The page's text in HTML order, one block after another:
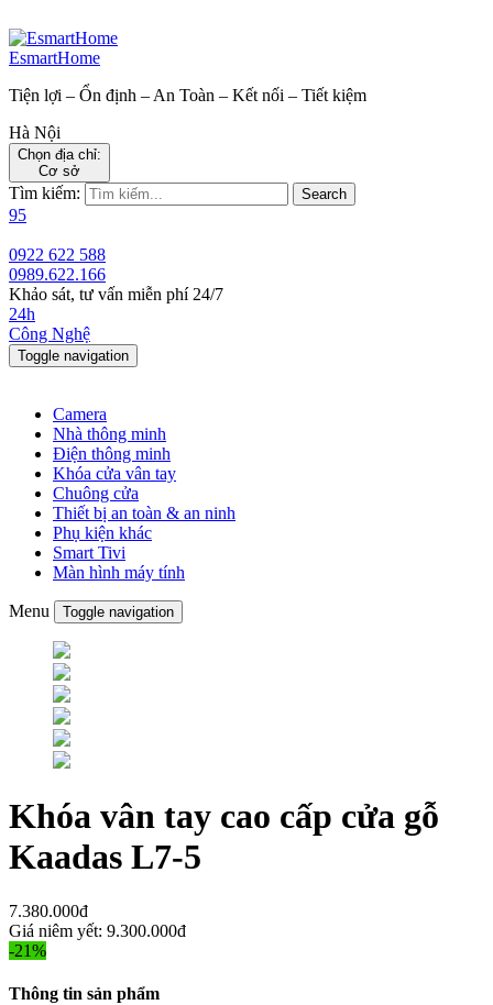
EsmartHome
Tiện lợi – Ổn định – An Toàn – Kết nối – Tiết kiệm
Hà Nội
Chọn địa chỉ:
Cơ sở
Tìm kiếm: Search
95
0922 622 588
0989.622.166
Khảo sát, tư vấn miễn phí 24/7
24h
Công Nghệ
Toggle navigation
Camera
Nhà thông minh
Điện thông minh
Khóa cửa vân tay
Chuông cửa
Thiết bị an toàn & an ninh
Phụ kiện khác
Smart Tivi
Màn hình máy tính
Menu Toggle navigation
Khóa vân tay cao cấp cửa gỗ
Kaadas L7-5
7.380.000đ
Giá niêm yết: 9.300.000đ
-21%
Thông tin sản phẩm